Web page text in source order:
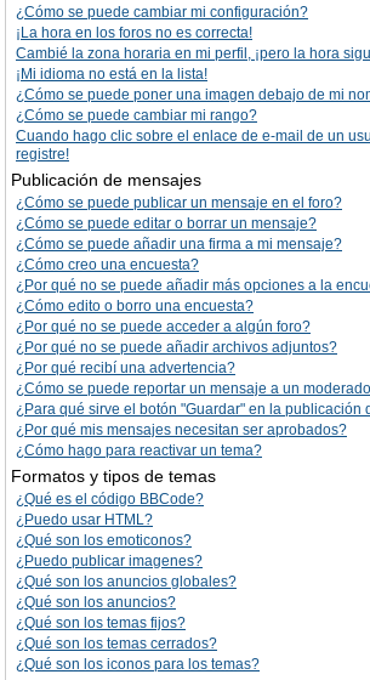
¿Cómo se puede cambiar mi configuración?
¡La hora en los foros no es correcta!
Cambié la zona horaria en mi perfil, ¡pero la hora
¡Mi idioma no está en la lista!
¿Cómo se puede poner una imagen debajo de mi
¿Cómo se puede cambiar mi rango?
Cuando hago clic sobre el enlace de e-mail de un
registre!
Publicación de mensajes
¿Cómo se puede publicar un mensaje en el foro?
¿Cómo se puede editar o borrar un mensaje?
¿Cómo se puede añadir una firma a mi mensaje?
¿Cómo creo una encuesta?
¿Por qué no se puede añadir más opciones a la
¿Cómo edito o borro una encuesta?
¿Por qué no se puede acceder a algún foro?
¿Por qué no se puede añadir archivos adjuntos?
¿Por qué recibí una advertencia?
¿Cómo se puede reportar un mensaje a un
¿Para qué sirve el botón "Guardar" en la publicación
¿Por qué mis mensajes necesitan ser aprobados?
¿Cómo hago para reactivar un tema?
Formatos y tipos de temas
¿Qué es el código BBCode?
¿Puedo usar HTML?
¿Qué son los emoticonos?
¿Puedo publicar imagenes?
¿Qué son los anuncios globales?
¿Qué son los anuncios?
¿Qué son los temas fijos?
¿Qué son los temas cerrados?
¿Qué son los iconos para los temas?